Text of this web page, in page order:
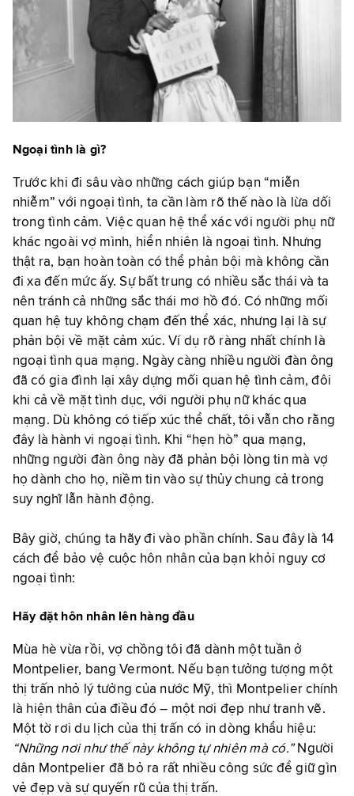
Ngoại tình là gì?
Trước khi đi sâu vào những cách giúp bạn “miễn
nhiễm” với ngoại tình, ta cần làm rõ thế nào là lừa dối
trong tình cảm. Việc quan hệ thể xác với người phụ nữ
khác ngoài vợ mình, hiển nhiên là ngoại tình. Nhưng
thật ra, bạn hoàn toàn có thể phản bội mà không cần
đi xa đến mức ấy. Sự bất trung có nhiều sắc thái và ta
nên tránh cả những sắc thái mơ hồ đó. Có những mối
quan hệ tuy không chạm đến thể xác, nhưng lại là sự
phản bội về mặt cảm xúc. Ví dụ rõ ràng nhất chính là
ngoại tình qua mạng. Ngày càng nhiều người đàn ông
đã có gia đình lại xây dựng mối quan hệ tình cảm, đôi
khi cả về mặt tình dục, với người phụ nữ khác qua
mạng. Dù không có tiếp xúc thể chất, tôi vẫn cho rằng
đây là hành vi ngoại tình. Khi “hẹn hò” qua mạng,
những người đàn ông này đã phản bội lòng tin mà vợ
họ dành cho họ, niềm tin vào sự thủy chung cả trong
suy nghĩ lẫn hành động.
Bây giờ, chúng ta hãy đi vào phần chính. Sau đây là 14
cách để bảo vệ cuộc hôn nhân của bạn khỏi nguy cơ
ngoại tình:
Hãy đặt hôn nhân lên hàng đầu
Mùa hè vừa rồi, vợ chồng tôi đã dành một tuần ở
Montpelier, bang Vermont. Nếu bạn tưởng tượng một
thị trấn nhỏ lý tưởng của nước Mỹ, thì Montpelier chính
là hiện thân của điều đó – một nơi đẹp như tranh vẽ.
Một tờ rơi du lịch của thị trấn có in dòng khẩu hiệu:
“Những nơi như thế này không tự nhiên mà có.”Người
dân Montpelier đã bỏ ra rất nhiều công sức để giữ gìn
vẻ đẹp và sự quyến rũ của thị trấn.